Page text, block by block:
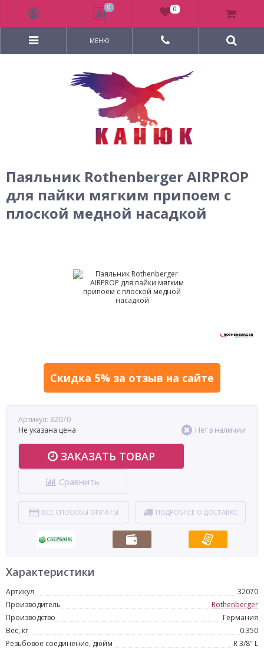
МЕНЮ
Паяльник Rothenberger AIRPROP
для пайки мягким припоем с
плоской медной насадкой
Скидка 5% за отзыв на сайте
Артикул: 32070
Не указана цена
Нет в наличии
ЗАКАЗАТЬ ТОВАР
Сравнить
ВСЕ СПОСОБЫ ОПЛАТЫ ПОДРОБНЕЕ О ДОСТАВКЕ
Характеристики
Артикул
32070
Производитель
Rothenberger
Производство
Германия
Вес, кг
0.350
Резьбовое соединение, дюйм
R 3/8" L
0 0